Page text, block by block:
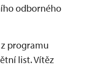
odborného
programu
list. Vítěz